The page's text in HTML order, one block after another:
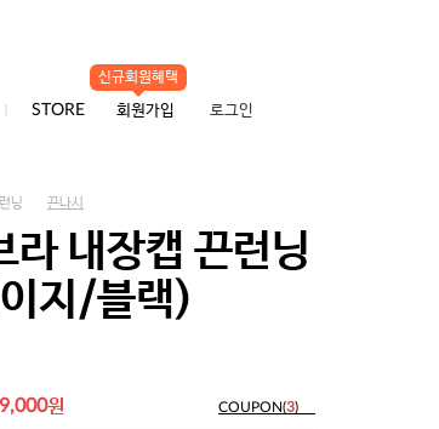
STORE
신규회원혜택
회원가입 로그인
런닝 끈나시
라 내장캡 끈런닝
지/블랙)
원 COUPON(3)